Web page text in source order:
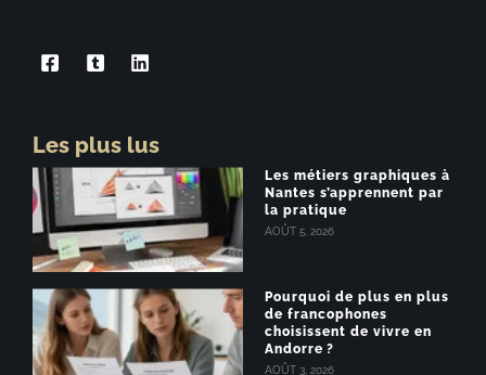
Les plus lus
Les métiers graphiques à
Nantes s’apprennent par
la pratique
AOÛT 5, 2026
Pourquoi de plus en plus
de francophones
choisissent de vivre en
Andorre ?
AOÛT 3, 2026